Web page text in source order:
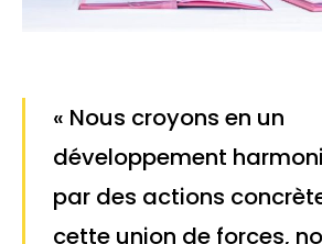
« Nous croyons en un
développement
par des actions
cette union de forces,